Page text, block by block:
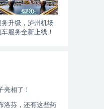
务升级，泸州机场
车服务全新上线！
亮相了！
洛芬，还有这些药